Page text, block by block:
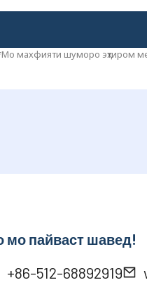
махфияти шуморо эҳтиром
мо пайваст шавед!
+86-512-68892919